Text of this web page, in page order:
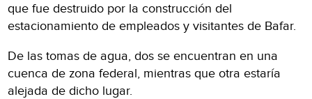
que fue destruido por la construcción del
estacionamiento de empleados y visitantes de Bafar.
De las tomas de agua, dos se encuentran en una
cuenca de zona federal, mientras que otra estaría
alejada de dicho lugar.